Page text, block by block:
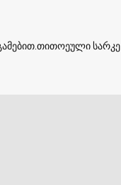
სარკე